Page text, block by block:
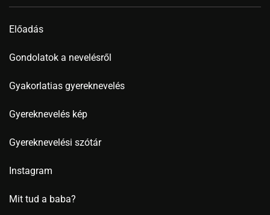
Előadás
Gondolatok a nevelésről
Gyakorlatias gyereknevelés
Gyereknevelés kép
Gyereknevelési szótár
Instagram
Mit tud a baba?